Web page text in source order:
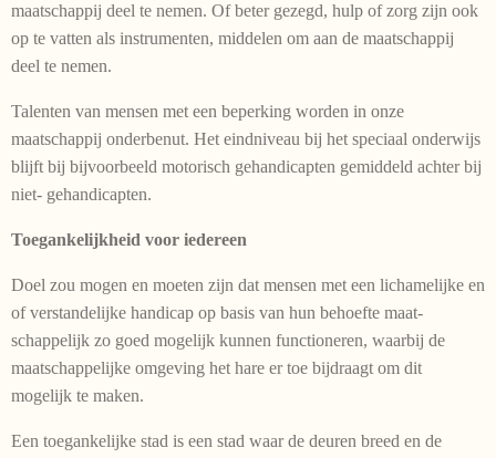
maatschappij deel te nemen. Of beter gezegd, hulp of zorg zijn ook
op te vatten als instrumenten, middelen om aan de maat­schappij
deel te nemen.
Talenten van mensen met een beperking worden in onze
maatschappij onderbenut. Het eindniveau bij het speciaal onderwijs
blijft bij bijvoorbeeld motorisch gehandicapten gemiddeld achter bij
niet- gehandicapten.
Toegankelijkheid voor iedereen
Doel zou mogen en moeten zijn dat mensen met een lichamelijke en
of verstandelijke handicap op basis van hun behoefte maat­
schappelijk zo goed mogelijk kunnen functioneren, waarbij de
maatschappelijke omgeving het hare er toe bijdraagt om dit
mogelijk te maken.
Een toegankelijke stad is een stad waar de deuren breed en de